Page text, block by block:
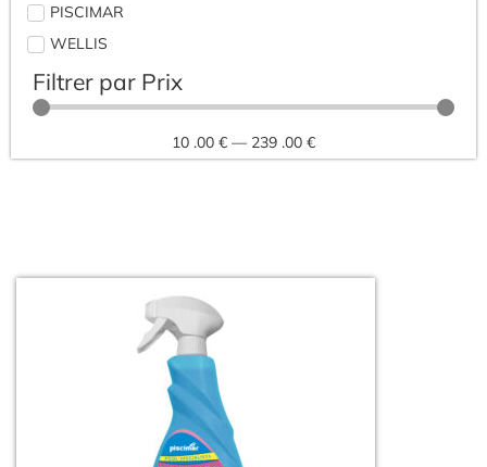
PISCIMAR
WELLIS
Filtrer par Prix
10 .00 € — 239 .00 €